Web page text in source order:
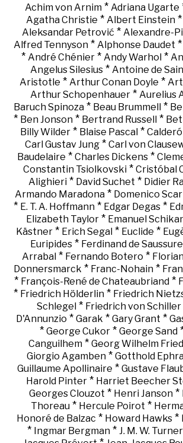
Achim von Arnim * Adriana Ugarte
Agatha Christie * Albert Einstein*
Aleksandar Petrović * Alexandre-
Alfred Tennyson* Alphonse Daudet *
* André Chénier* Andy Warhol *
Angelus Silesius * Antoine de
Aristotle * Arthur Conan Doyle *
Arthur Schopenhauer* Aurelius
Baruch Spinoza * Beau Brummell *
* Ben Jonson* Bertrand Russell *
Billy Wilder* Blaise Pascal*
Carl Gustav Jung * Carl von
Baudelaire * Charles Dickens*
Constantin Tsiolkovski * Cristóbal
Alighieri* David Suchet * Didier
Armando Maradona* Domenico
* E. T. A. Hoffmann * Edgar Degas *
Elizabeth Taylor * Emanuel
Kästner * Erich Segal * Euclide *
Euripides* Ferdinand de Saussure
Arrabal * Fernando Botero *
Donnersmarck * Franc-Nohain*
* François-René de Chateaubriand*
* Friedrich Hölderlin* Friedrich
Schlegel * Friedrich von Schiller
D'Annunzio * Garak * Gary Grant *
* George Cukor * George Sand
Canguilhem * Georg Wilhelm
Giorgio Agamben * Gotthold
Guillaume Apollinaire * Gustave
Harold Pinter* Harriet Beecher
Georges Clouzot * Henri Janson *
Thoreau * Hercule Poirot *
Honoré de Balzac * Howard Hawks*
* Ingmar Bergman* J. M. W. Turner